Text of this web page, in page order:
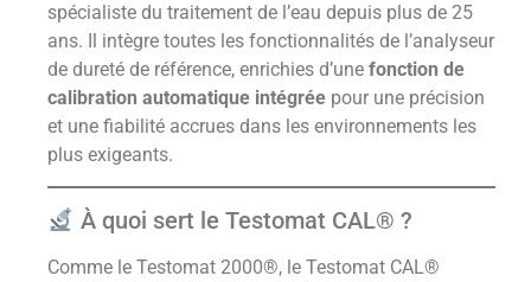
spécialiste du traitement de l’eau depuis plus de 25
ans. Il intègre toutes les fonctionnalités de l’analyseur
de dureté de référence, enrichies d’une fonction de
calibration automatique intégrée pour une précision
et une fiabilité accrues dans les environnements les
plus exigeants.
À quoi sert le Testomat CAL® ?
Comme le Testomat 2000®, le Testomat CAL®